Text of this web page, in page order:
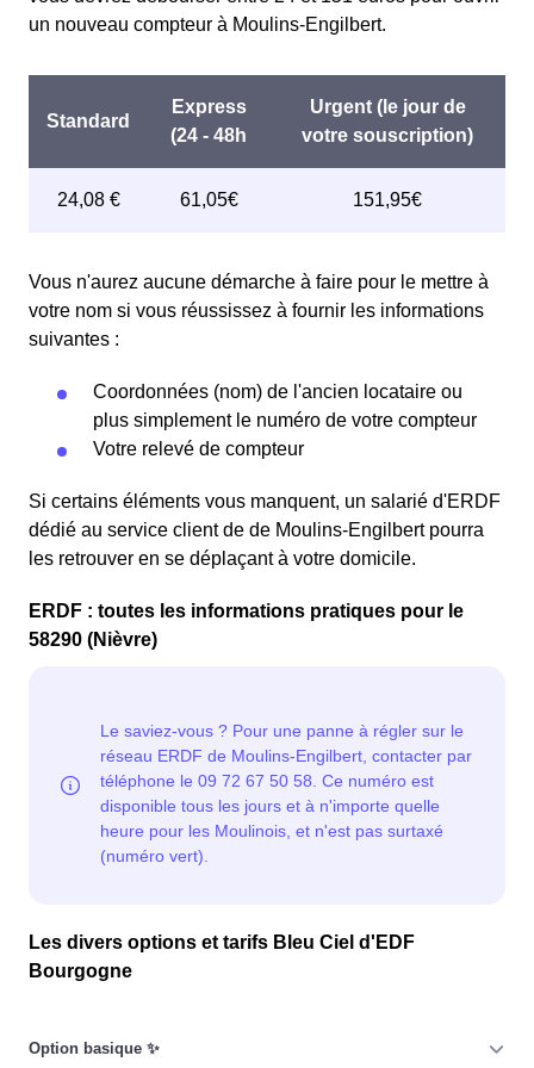
un nouveau compteur à Moulins-Engilbert.
Vous n'aurez aucune démarche à faire pour le mettre à
votre nom si vous réussissez à fournir les informations
suivantes :
Coordonnées (nom) de l'ancien locataire ou
plus simplement le numéro de votre compteur
Votre relevé de compteur
Si certains éléments vous manquent, un salarié d'ERDF
dédié au service client de de Moulins-Engilbert pourra
les retrouver en se déplaçant à votre domicile.
ERDF : toutes les informations pratiques pour le
58290 (Nièvre)
Les divers options et tarifs Bleu Ciel d'EDF
Bourgogne